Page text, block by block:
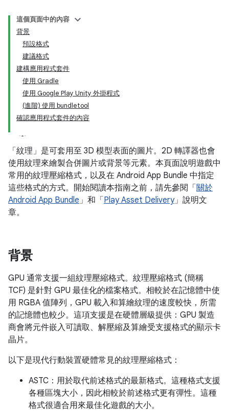
這個頁面中的內容
背景
預設格式
建議格式
建構應用程式套件
使用 Gradle
使用 Google Play Unity 外掛程式
(進階) 使用 bundletool
確認應用程式套件的內容
「紋理」 是可套用至 3D 模型表面的圖片。2D 轉譯器也會
使用紋理來繪製合併圖片或背景等元素。本頁面說明遊戲中
常用的紋理壓縮格式，以及在 Android App Bundle 中指定
這些格式的方式。開始閱讀本指南之前，請先參閱「 關於
Android App Bundle」和「 Play Asset Delivery」說明文
章。
背景
GPU 通常支援一組紋理壓縮格式。紋理壓縮格式 (簡稱
TCF) 是針對 GPU 最佳化的檔案格式。相較於在記憶體中使
用 RGBA 值陣列，GPU 載入和算繪紋理的速度較快，所需
的記憶體也較少。這項支援是在硬體層級提供：GPU 製造
商會將元件嵌入可讀取、解壓縮及算繪受支援格式的顯示卡
晶片。
以下是現代行動裝置硬體常見的紋理壓縮格式：
ASTC：用於取代前述格式的最新格式。這種格式支援
各種區塊大小，因此相較於前述格式更有彈性。這種
格式很適合用來最佳化遊戲的大小。